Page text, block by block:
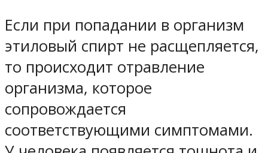
Если при попадании в организм
этиловый спирт не расщепляется,
то происходит отравление
организма, которое
сопровождается
соответствующими симптомами.